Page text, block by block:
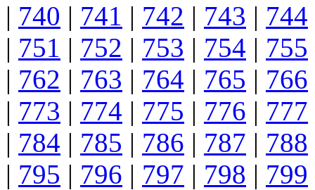
| 740 | 741 | 742 | 743 | 744
| 751 | 752 | 753 | 754 | 755
| 762 | 763 | 764 | 765 | 766
| 773 | 774 | 775 | 776 | 777
| 784 | 785 | 786 | 787 | 788
| 795 | 796 | 797 | 798 | 799